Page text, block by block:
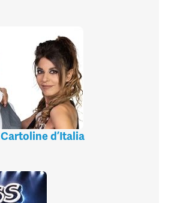
Cartoline d’Italia